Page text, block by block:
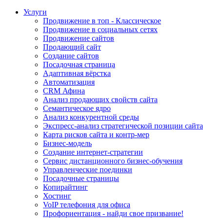
Услуги
Продвижение в топ - Классическое
Продвижение в социальных сетях
Продвижение сайтов
Продающий сайт
Создание сайтов
Посадочная страница
Адаптивная вёрстка
Автоматизация
CRM Афина
Анализ продающих свойств сайта
Семантическое ядро
Анализ конкурентной среды
Экспресс-анализ стратегической позиции сайта
Карта рисков сайта и контр-мер
Бизнес-модель
Создание интернет-стратегии
Сервис дистанционного бизнес-обучения
Управленческие поединки
Посадочные страницы
Копирайтинг
Хостинг
VoIP телефония для офиса
Профориентация - найди свое призвание!